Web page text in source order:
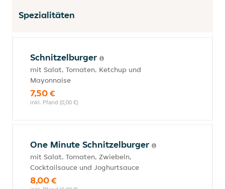
Spezialitäten
Schnitzelburger
mit Salat, Tomaten, Ketchup und
Mayonnaise
7,50 €
inkl. Pfand (0,00 €)
One Minute Schnitzelburger
mit Salat, Tomaten, Zwiebeln,
Cocktailsauce und Joghurtsauce
8,00 €